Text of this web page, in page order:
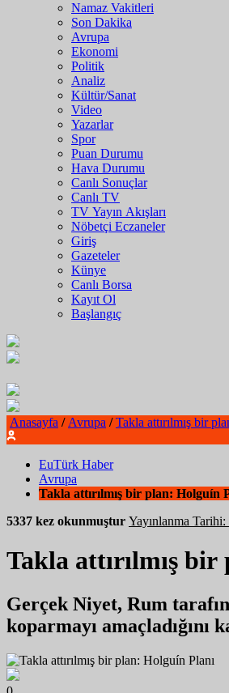
Namaz Vakitleri
Son Dakika
Avrupa
Ekonomi
Politik
Analiz
Kültür/Sanat
Video
Yazarlar
Spor
Puan Durumu
Hava Durumu
Canlı Sonuçlar
Canlı TV
TV Yayın Akışları
Nöbetçi Eczaneler
Giriş
Gazeteler
Künye
Canlı Borsa
Kayıt Ol
Başlangıç
Anasayfa / Avrupa / Takla attırılmış bir
EuTürk Haber
Avrupa
Takla attırılmış bir plan: Holguín
5337 kez okunmuştur
Takla attırılmış
Gerçek Niyet, Rum
koparmayı amaçladığını